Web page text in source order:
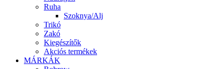
Ruha
Szoknya/Alj
Trikó
Zakó
Kiegészítők
Akciós termékek
MÁRKÁK